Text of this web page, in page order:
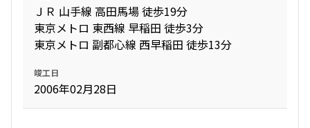
ＪＲ 山手線 高田馬場 徒歩19分
東京メトロ 東西線 早稲田 徒歩3分
東京メトロ 副都心線 西早稲田 徒歩13分
竣工日
2006年02月28日